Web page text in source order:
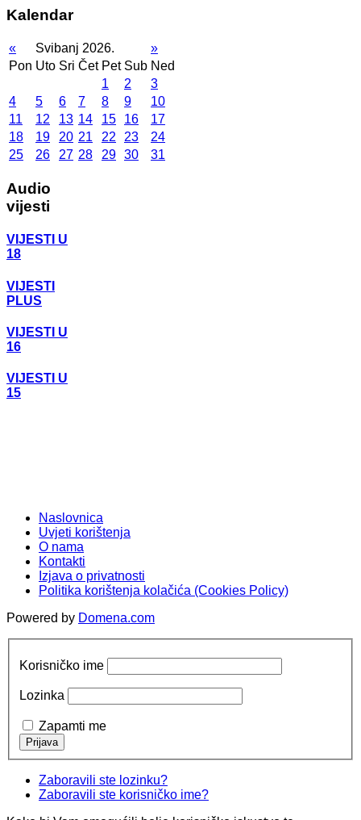
Kalendar
« Svibanj 2026.
»
Pon Uto Sri Čet Pet Sub Ned
1
2
3
4
5 6 7 8 9
10
11
12 13 14 15 16
17
18
19 20 21 22 23
24
25
26 27 28 29 30 31
Audio
vijesti
VIJESTI U
18
VIJESTI
PLUS
VIJESTI U
16
VIJESTI U
15
Naslovnica
Uvjeti korištenja
O nama
Kontakti
Izjava o privatnosti
Politika korištenja kolačića (Cookies Policy)
Powered by Domena.com
Korisničko ime
Lozinka
Zapamti me
Zaboravili ste lozinku?
Zaboravili ste korisničko ime?